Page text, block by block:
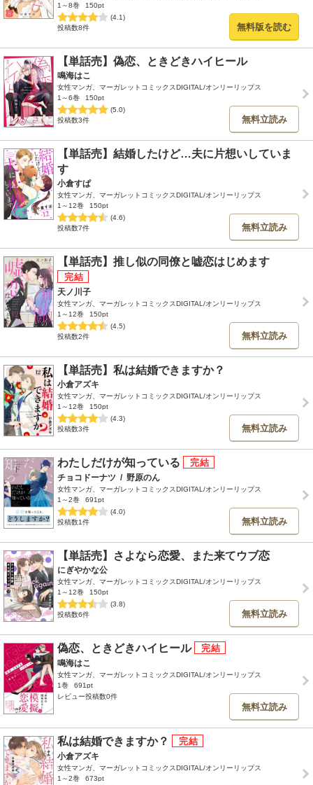
1～8巻
150pt
(4.1)
投稿数8件
無料版を読む
【単話売】偽恋、ときどきハイヒール
鳴海はこ
女性マンガ、マーガレットコミックスDIGITAL/オンリーリップス
1～6巻
150pt
(5.0)
投稿数3件
無料立読み
【単話売】結婚したけど…夫に片想いしていま
す
小倉すぱ
女性マンガ、マーガレットコミックスDIGITAL/オンリーリップス
1～12巻
150pt
(4.6)
投稿数7件
無料立読み
【単話売】推し似の同僚と嘘恋はじめます
天ノ川子
女性マンガ、マーガレットコミックスDIGITAL/オンリーリップス
1～12巻
150pt
(4.5)
投稿数2件
無料立読み
【単話売】私は結婚できますか？
小倉アズキ
女性マンガ、マーガレットコミックスDIGITAL/オンリーリップス
1～12巻
150pt
(4.3)
投稿数3件
無料立読み
わたしだけが知っている
チョコドーナツ / 野原のん
女性マンガ、マーガレットコミックスDIGITAL/オンリーリップス
1～2巻
691pt
(4.0)
投稿数1件
無料立読み
【単話売】さよなら恋愛、また来てウブ恋
にぎやかな公
女性マンガ、マーガレットコミックスDIGITAL/オンリーリップス
1～12巻
150pt
(3.8)
投稿数6件
無料立読み
偽恋、ときどきハイヒール
鳴海はこ
女性マンガ、マーガレットコミックスDIGITAL/オンリーリップス
1巻
691pt
レビュー投稿数0件
無料立読み
私は結婚できますか？
小倉アズキ
女性マンガ、マーガレットコミックスDIGITAL/オンリーリップス
1～2巻
673pt